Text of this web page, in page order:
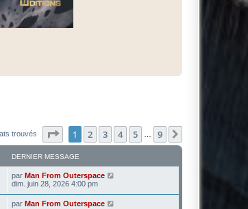
trouvés Page sur9
1 2 3 4 5 9
DERNIER MESSAGE
par Man From Outerspace
dim. juin 28, 2026 4:00 pm
par Man From Outerspace